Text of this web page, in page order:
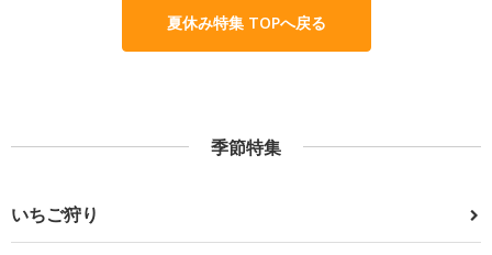
夏休み特集 TOPへ戻る
季節特集
いちご狩り